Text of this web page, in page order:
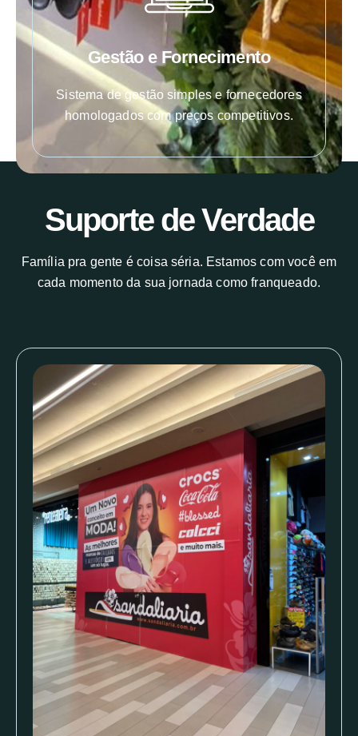
Gestão e Fornecimento
Sistema de gestão simples e fornecedores
homologados com preços competitivos.
Suporte de Verdade
Família pra gente é coisa séria. Estamos com você em
cada momento da sua jornada como franqueado.